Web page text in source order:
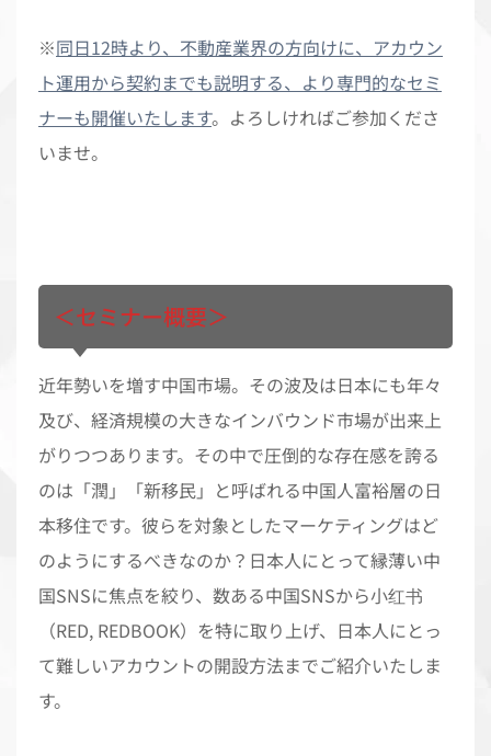
※同日12時より、不動産業界の方向けに、アカウン
ト運用から契約までも説明する、より専門的なセミ
ナーも開催いたします。よろしければご参加くださ
いませ。
＜セミナー概要＞
近年勢いを増す中国市場。その波及は日本にも年々
及び、経済規模の大きなインバウンド市場が出来上
がりつつあります。その中で圧倒的な存在感を誇る
のは「潤」「新移民」と呼ばれる中国人富裕層の日
本移住です。彼らを対象としたマーケティングはど
のようにするべきなのか？日本人にとって縁薄い中
国SNSに焦点を絞り、数ある中国SNSから小红书
（RED, REDBOOK）を特に取り上げ、日本人にとっ
て難しいアカウントの開設方法までご紹介いたしま
す。